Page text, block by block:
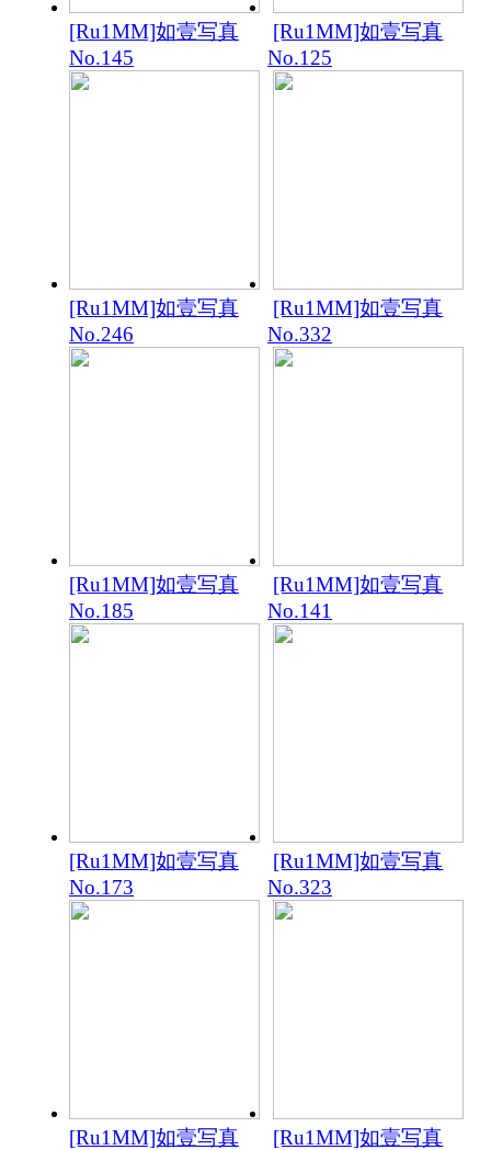
[Ru1MM]如壹写真
No.145
[Ru1MM]如壹写真
No.125
[Ru1MM]如壹写真
No.246
[Ru1MM]如壹写真
No.332
[Ru1MM]如壹写真
No.185
[Ru1MM]如壹写真
No.141
[Ru1MM]如壹写真
No.173
[Ru1MM]如壹写真
No.323
[Ru1MM]如壹写真 [Ru1MM]如壹写真